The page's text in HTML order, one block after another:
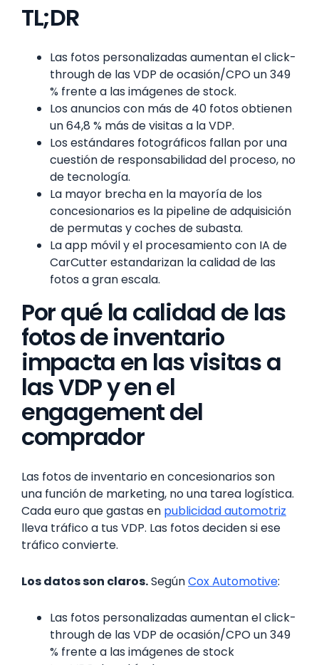
TL;DR
Las fotos personalizadas aumentan el click-
through de las VDP de ocasión/CPO un 349
% frente a las imágenes de stock.
Los anuncios con más de 40 fotos obtienen
un 64,8 % más de visitas a la VDP.
Los estándares fotográficos fallan por una
cuestión de responsabilidad del proceso, no
de tecnología.
La mayor brecha en la mayoría de los
concesionarios es la pipeline de adquisición
de permutas y coches de subasta.
La app móvil y el procesamiento con IA de
CarCutter estandarizan la calidad de las
fotos a gran escala.
Por qué la calidad de las
fotos de inventario
impacta en las visitas a
las VDP y en el
engagement del
comprador
Las fotos de inventario en concesionarios son
una función de marketing, no una tarea logística.
Cada euro que gastas en publicidad automotriz
lleva tráfico a tus VDP. Las fotos deciden si ese
tráfico convierte.
Los datos son claros.SegúnCox Automotive:
Las fotos personalizadas aumentan el click-
through de las VDP de ocasión/CPO un 349
% frente a las imágenes de stock